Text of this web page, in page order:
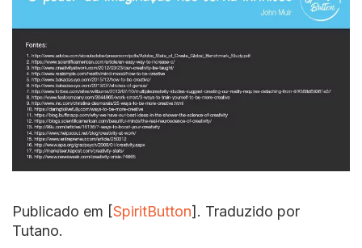
Publicado em [SpiritButton]. Traduzido por
Tutano.